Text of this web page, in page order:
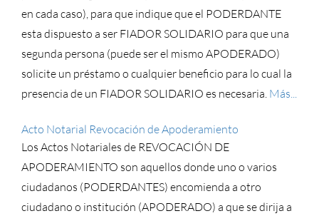
en cada caso), para que indique que el PODERDANTE
esta dispuesto a ser FIADOR SOLIDARIO para que una
segunda persona (puede ser el mismo APODERADO)
solicite un préstamo o cualquier beneficio para lo cual la
presencia de un FIADOR SOLIDARIO es necesaria. Más...
Acto Notarial Revocación de Apoderamiento
Los Actos Notariales de REVOCACIÓN DE
APODERAMIENTO son aquellos donde uno o varios
ciudadanos (PODERDANTES) encomienda a otro
ciudadano o institución (APODERADO) a que se dirija a